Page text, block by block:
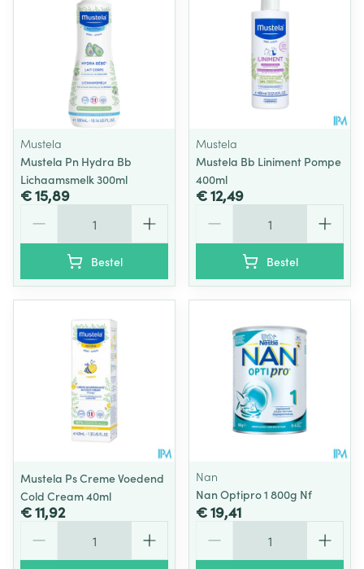
Mustela
Mustela Pn Hydra Bb
Lichaamsmelk 300ml
€ 15,89
Bestel
Mustela
Mustela Bb Liniment Pompe
400ml
€ 12,49
Bestel
Mustela Ps Creme Voedend
Cold Cream 40ml
€ 11,92
Nan
Nan Optipro 1 800g Nf
€ 19,41